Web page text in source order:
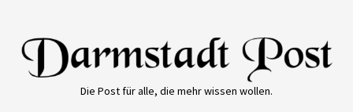
Die Post für alle, die mehr wissen wollen.